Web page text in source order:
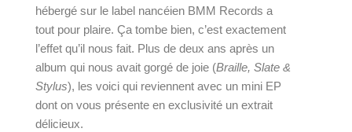
hébergé sur le label nancéien BMM Records a
tout pour plaire. Ça tombe bien, c’est exactement
l’effet qu’il nous fait. Plus de deux ans après un
album qui nous avait gorgé de joie (Braille, Slate &
Stylus), les voici qui reviennent avec un mini EP
dont on vous présente en exclusivité un extrait
délicieux.